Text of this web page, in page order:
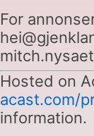
For
Hosted on
acast.com/
information.